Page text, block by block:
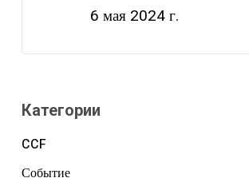
6 мая 2024 г.
Категории
CCF
Событие